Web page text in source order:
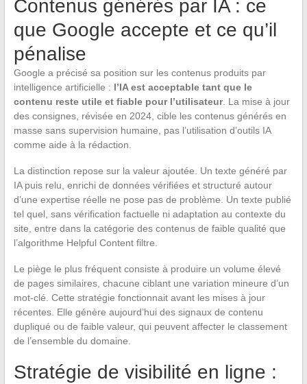
Contenus générés par IA : ce
que Google accepte et ce qu’il
pénalise
Google a précisé sa position sur les contenus produits par
intelligence artificielle : l’IA est acceptable tant que le
contenu reste utile et fiable pour l’utilisateur. La mise à jour
des consignes, révisée en 2024, cible les contenus générés en
masse sans supervision humaine, pas l’utilisation d’outils IA
comme aide à la rédaction.
La distinction repose sur la valeur ajoutée. Un texte généré par
IA puis relu, enrichi de données vérifiées et structuré autour
d’une expertise réelle ne pose pas de problème. Un texte publié
tel quel, sans vérification factuelle ni adaptation au contexte du
site, entre dans la catégorie des contenus de faible qualité que
l’algorithme Helpful Content filtre.
Le piège le plus fréquent consiste à produire un volume élevé
de pages similaires, chacune ciblant une variation mineure d’un
mot-clé. Cette stratégie fonctionnait avant les mises à jour
récentes. Elle génère aujourd’hui des signaux de contenu
dupliqué ou de faible valeur, qui peuvent affecter le classement
de l’ensemble du domaine.
Stratégie de visibilité en ligne :